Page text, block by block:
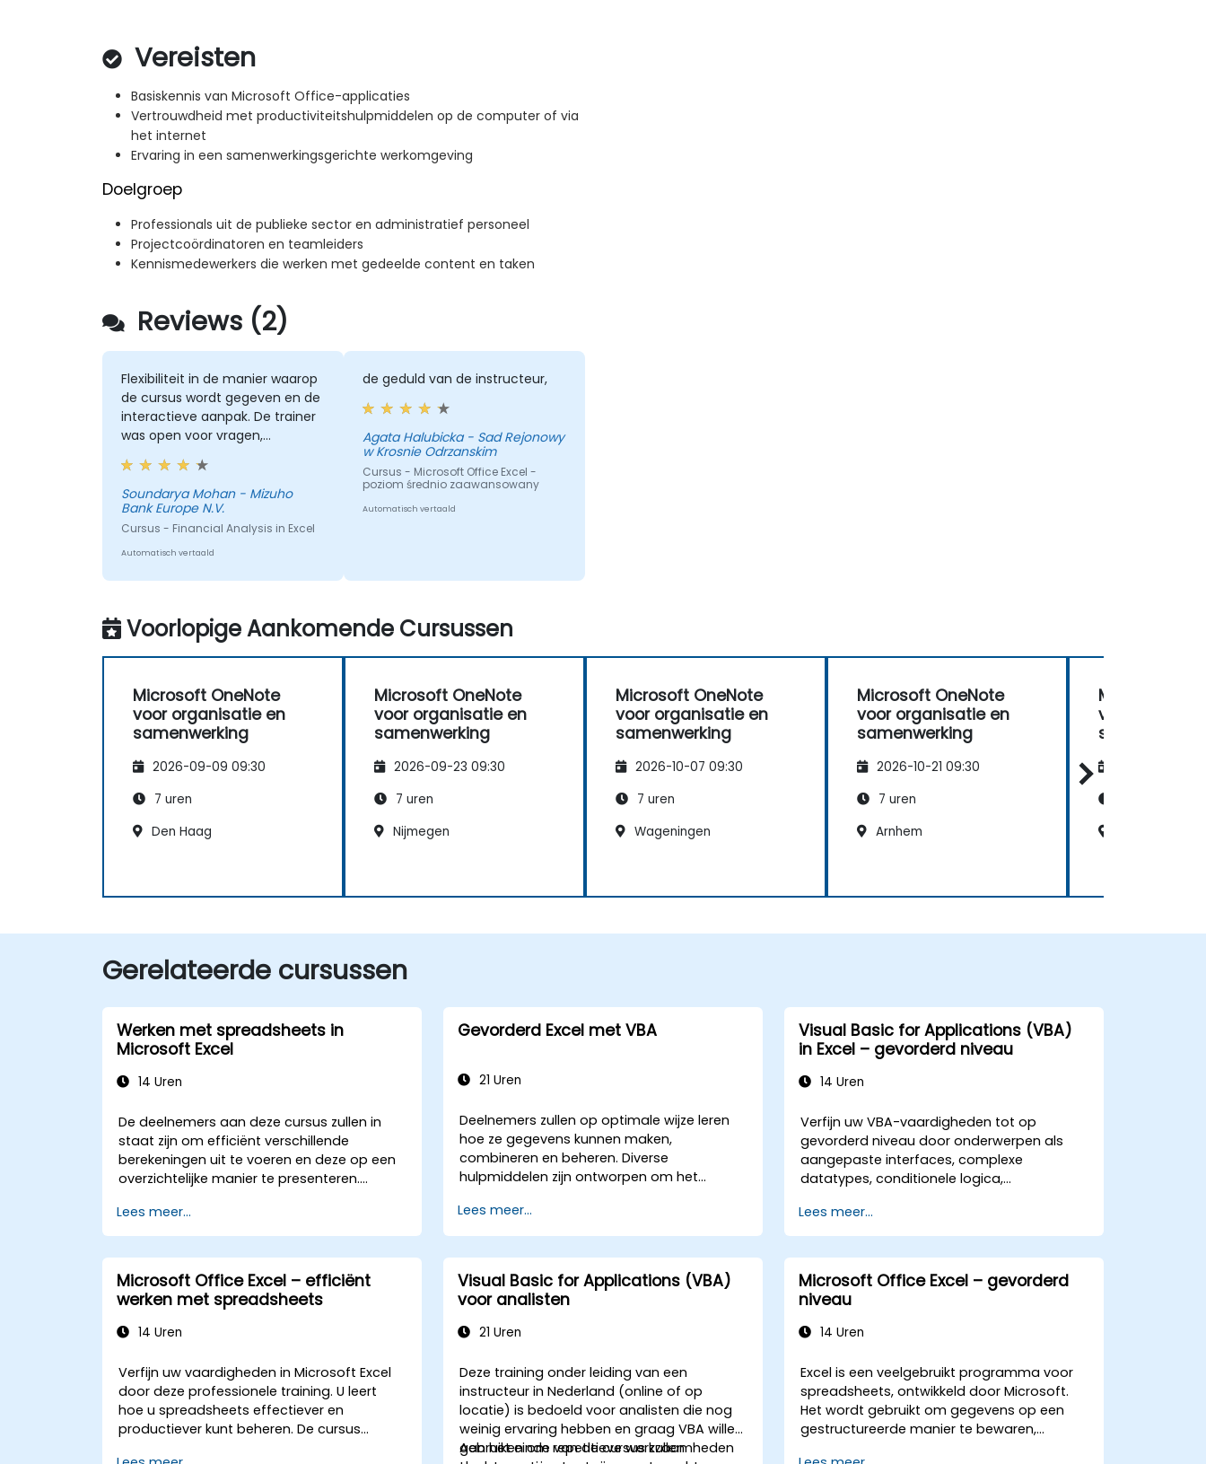
Vereisten
Basiskennis van Microsoft Office-applicaties
Vertrouwdheid met productiviteitshulpmiddelen op de computer of via
het internet
Ervaring in een samenwerkingsgerichte werkomgeving
Doelgroep
Professionals uit de publieke sector en administratief personeel
Projectcoördinatoren en teamleiders
Kennismedewerkers die werken met gedeelde content en taken
Reviews (2)
Flexibiliteit in de manier waarop
de cursus wordt gegeven en de
interactieve aanpak. De trainer
was open voor vragen,
verduidelijkte twijfels duidelijk en
nam ook suggesties van de
deelnemers tijdens de sessies in
overweging. De training was
goed gestructureerd en
informatief.
Soundarya Mohan - Mizuho
Bank Europe N.V.
Cursus - Financial Analysis in Excel
Automatisch vertaald
de geduld van de instructeur,
Agata Halubicka - Sad Rejonowy
w Krosnie Odrzanskim
Cursus - Microsoft Office Excel -
poziom średnio zaawansowany
Automatisch vertaald
Voorlopige Aankomende Cursussen
Microsoft OneNote
voor organisatie en
samenwerking
2026-09-09 09:30
7 uren
Den Haag
Microsoft OneNote
voor organisatie en
samenwerking
2026-09-23 09:30
7 uren
Nijmegen
Microsoft OneNote
voor organisatie en
samenwerking
2026-10-07 09:30
7 uren
Wageningen
Microsoft OneNote
voor organisatie en
samenwerking
2026-10-21 09:30
7 uren
Arnhem
Microsoft
voor
Gerelateerde cursussen
Werken met spreadsheets in
Microsoft Excel
14 Uren
De deelnemers aan deze cursus zullen in
staat zijn om efficiënt verschillende
berekeningen uit te voeren en deze op een
overzichtelijke manier te presenteren.
toepassen die het maken van
spreadsheets vergemakkelijken en
versnellen, evenals hoe ze berekeningen en
resultaten kunnen beschermen tegen
onbevoegde personen.
Lees meer...
Gevorderd Excel met VBA
21 Uren
Deelnemers zullen op optimale wijze leren
hoe ze gegevens kunnen maken,
combineren en beheren. Diverse
hulpmiddelen zijn ontworpen om het
aanzienlijk tijd ten opzichte van de
gangbare methoden en stellen u in staat
taken kan uitvoeren.
Lees meer...
Visual Basic for Applications (VBA)
in Excel – gevorderd niveau
14 Uren
Verfijn uw VBA-vaardigheden tot op
gevorderd niveau door onderwerpen als
aangepaste interfaces, complexe
datatypes, conditionele logica,
technieken te behandelen. Deze
praktijkgerichte Excel VBA-training richt zich
op robuust foutbeheer, optimalisatie van
prestaties, het maken van eigen UserForms
en het automatiseren van workflows via
reële oefeningen – waarmee een brug
wordt geslagen tussen eenvoudige
automatiseringsoplossingen voor data-
analisten, rapportageprofessionals en
zakelijke gebruikers die behoefte hebben
aan krachtige
spreadsheetfunctionaliteiten.
Lees meer...
Microsoft Office Excel – efficiënt
werken met spreadsheets
14 Uren
Verfijn uw vaardigheden in Microsoft Excel
door deze professionele training. U leert
hoe u spreadsheets effectiever en
productiever kunt beheren. De cursus
Visual Basic for Applications (VBA)
voor analisten
21 Uren
Deze training onder leiding van een
instructeur in Nederland (online of op
locatie) is bedoeld voor analisten die nog
weinig ervaring hebben en graag VBA willen
gebruiken om repetitieve werkzaamheden
Aan het einde van de cursus zullen
Microsoft Office Excel – gevorderd
niveau
14 Uren
Excel is een veelgebruikt programma voor
spreadsheets, ontwikkeld door Microsoft.
Het wordt gebruikt om gegevens op een
gestructureerde manier te bewaren,